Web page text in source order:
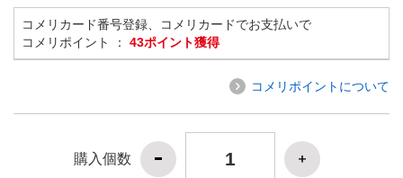
コメリカード番号登録、コメリカードでお支払いで
コメリポイント ： 43ポイント獲得
コメリポイントについて
購入個数